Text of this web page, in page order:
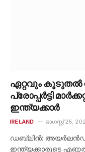
ഏറ്റവും കൂടുതൽ
പ്രോപ്പർട്ടി
ഇന്ത്യക്കാർ
IRELAND ഓഗസ്റ്റ്‌ 25,
ഡബ്ലിൻ:
ഇന്ത്യക്കാരുടെ